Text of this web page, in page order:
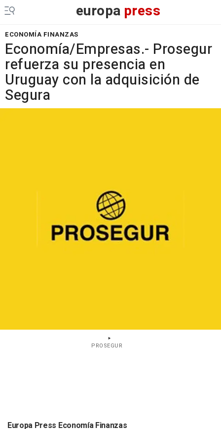
europa press
ECONOMÍA FINANZAS
Economía/Empresas.- Prosegur
refuerza su presencia en
Uruguay con la adquisición de
Segura
PROSEGUR
Europa Press Economía Finanzas